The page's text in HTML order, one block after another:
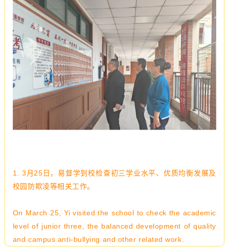
1. 3月25日，易督学到校检查初三学业水平、优质均衡发展及
校园防欺凌等相关工作。
On March 25, Yi visited the school to check the academic
level of junior three, the balanced development of quality
and campus anti-bullying and other related work.